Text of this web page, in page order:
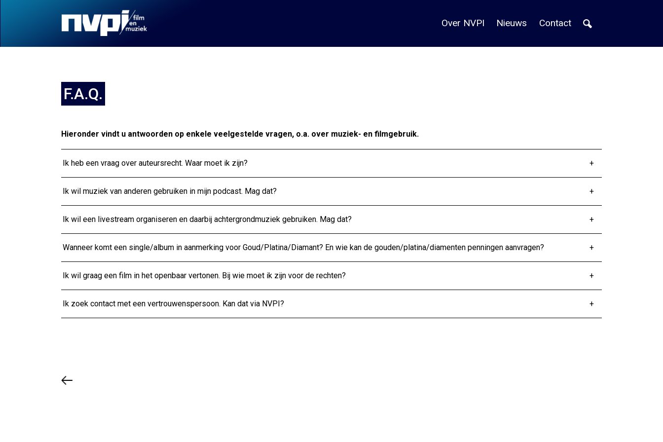
Over NVPI Nieuws Contact
F.A.Q.
Hieronder vindt u antwoorden op enkele veelgestelde vragen, o.a. over muziek- en filmgebruik.
Ik heb een vraag over auteursrecht. Waar moet ik zijn?
Ik wil muziek van anderen gebruiken in mijn podcast. Mag dat?
Ik wil een livestream organiseren en daarbij achtergrondmuziek gebruiken. Mag dat?
Wanneer komt een single/album in aanmerking voor Goud/Platina/Diamant? En wie kan de gouden/platina/diamenten penningen aanvragen?
Ik wil graag een film in het openbaar vertonen. Bij wie moet ik zijn voor de rechten?
Ik zoek contact met een vertrouwenspersoon. Kan dat via NVPI?